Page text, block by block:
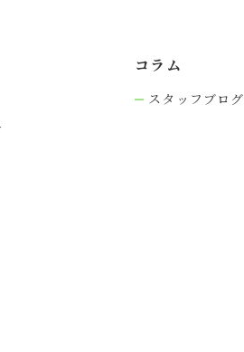
コラム
スタッフブログ